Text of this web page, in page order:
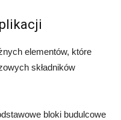
elementów, które
składników
bloki budulcowe